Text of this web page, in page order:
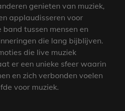
genieten van muziek,
applaudisseren voor
tussen mensen en
die lang bijblijven.
die live muziek
er een unieke sfeer waarin
en zich verbonden voelen
voor muziek.